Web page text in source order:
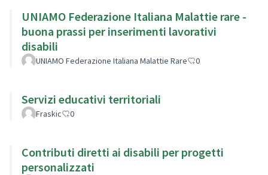
UNIAMO Federazione Italiana Malattie rare -
buona prassi per inserimenti lavorativi
disabili
UNIAMO Federazione Italiana Malattie Rare 0
Servizi educativi territoriali
Fraskic 0
Contributi diretti ai disabili per progetti
personalizzati